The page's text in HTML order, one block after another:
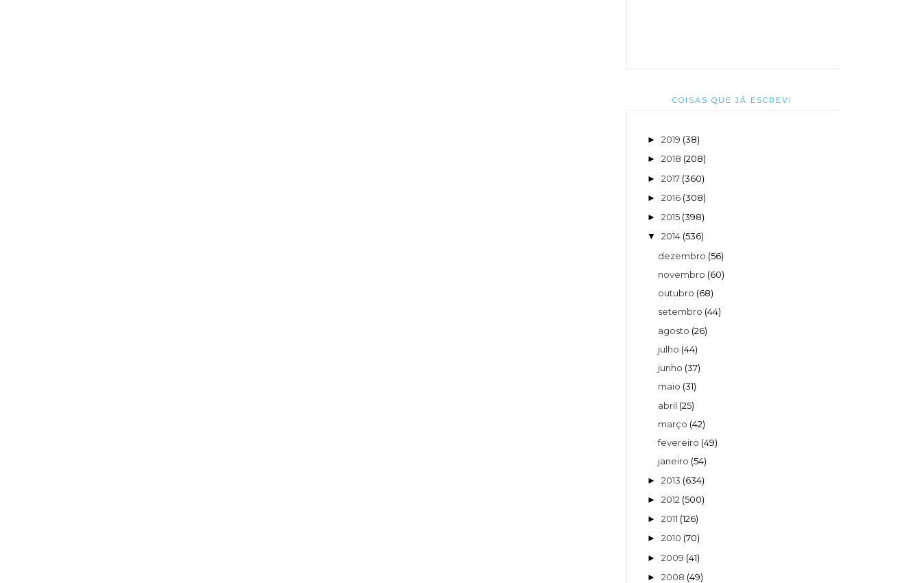
COISAS QUE JÁ ESCREVI
► 2019 (38)
► 2018 (208)
► 2017 (360)
► 2016 (308)
► 2015 (398)
▼ 2014 (536)
dezembro (56)
novembro (60)
outubro (68)
setembro (44)
agosto (26)
julho (44)
junho (37)
maio (31)
abril (25)
março (42)
fevereiro (49)
janeiro (54)
► 2013 (634)
► 2012 (500)
► 2011 (126)
► 2010 (70)
► 2009 (41)
► 2008 (49)